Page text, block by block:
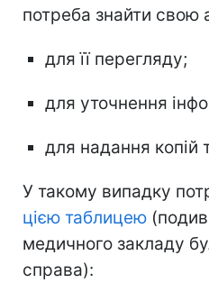
потреба знайти свою
для її перегляду;
для уточнення
для надання копій
У такому випадку
цією таблицею
медичного закладу
справа):